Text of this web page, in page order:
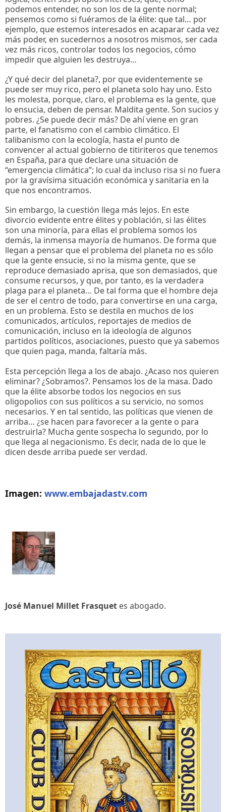
podemos entender, no son los de la gente normal;
pensemos como si fuéramos de la élite: que tal… por
ejemplo, que estemos interesados en acaparar cada vez
más poder, en sucedernos a nosotros mismos, ser cada
vez más ricos, controlar todos los negocios, cómo
impedir que alguien les destruya…
¿Y qué decir del planeta?, por que evidentemente se
puede ser muy rico, pero el planeta solo hay uno. Esto
les molesta, porque, claro, el problema es la gente, que
lo ensucia, deben de pensar. Maldita gente. Son sucios y
pobres. ¿Se puede decir más? De ahí viene en gran
parte, el fanatismo con el cambio climático. El
talibanismo con la ecología, hasta el punto de
convencer al actual gobierno de titiriteros que tenemos
en España, para que declare una situación de
“emergencia climática”; lo cual da incluso risa si no fuera
por la gravísima situación económica y sanitaria en la
que nos encontramos.
Sin embargo, la cuestión llega más lejos. En este
divorcio evidente entre élites y población, si las élites
son una minoría, para ellas el problema somos los
demás, la inmensa mayoría de humanos. De forma que
llegan a pensar que el problema del planeta no es sólo
que la gente ensucie, si no la misma gente, que se
reproduce demasiado aprisa, que son demasiados, que
consume recursos, y que, por tanto, es la verdadera
plaga para el planeta… De tal forma que el hombre deja
de ser el centro de todo, para convertirse en una carga,
en un problema. Esto se destila en muchos de los
comunicados, artículos, reportajes de medios de
comunicación, incluso en la ideología de algunos
partidos políticos, asociaciones, puesto que ya sabemos
que quien paga, manda, faltaría más.
Esta percepción llega a los de abajo. ¿Acaso nos quieren
eliminar? ¿Sobramos?. Pensamos los de la masa. Dado
que la élite absorbe todos los negocios en sus
oligopolios con sus políticos a su servicio, no somos
necesarios. Y en tal sentido, las políticas que vienen de
arriba… ¿se hacen para favorecer a la gente o para
destruirla? Mucha gente sospecha lo segundo, por lo
que llega al negacionismo. Es decir, nada de lo que le
dicen desde arriba puede ser verdad.
Imagen: www.embajadastv.com
José Manuel Millet Frasquet es abogado.